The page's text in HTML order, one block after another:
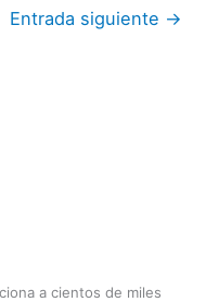
Entrada siguiente →
a cientos de miles